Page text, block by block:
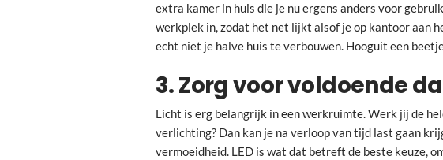
extra kamer in huis die je nu ergens anders voor
werkplek in, zodat het net lijkt alsof je op kantoor aan
echt niet je halve huis te verbouwen. Hooguit een
3. Zorg voor voldoende
Licht is erg belangrijk in een werkruimte. Werk jij de
verlichting? Dan kan je na verloop van tijd last gaan
vermoeidheid. LED is wat dat betreft de beste keuze,